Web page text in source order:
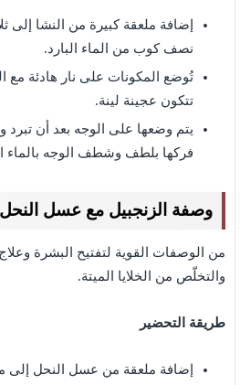
إضافة ملعقة كبيرة من النشا إلى
نصف كوب من الماء البارد.
تُوضع المكونات على نار هادئة مع
تتكون عجينة لينة.
يتم وضعها على الوجه بعد أن
فركها بلطف وشطف الوجه بالماء
وصفة الزنجبيل مع عسل
من الوصفات القوية لتفتيح البشرة
والتخلّص من الخلايا الميتة.
طريقة التحضير
إضافة ملعقة من عسل النحل إلى